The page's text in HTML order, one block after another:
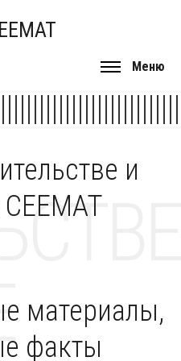
Меню
и
материалы,
факты